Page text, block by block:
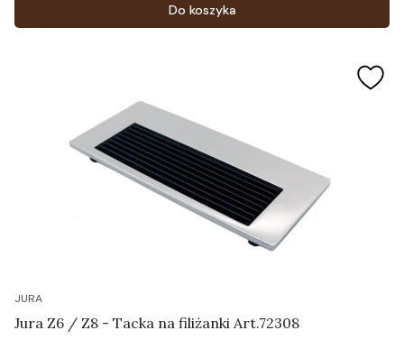
Do koszyka
JURA
Jura Z6 / Z8 - Tacka na filiżanki Art.72308